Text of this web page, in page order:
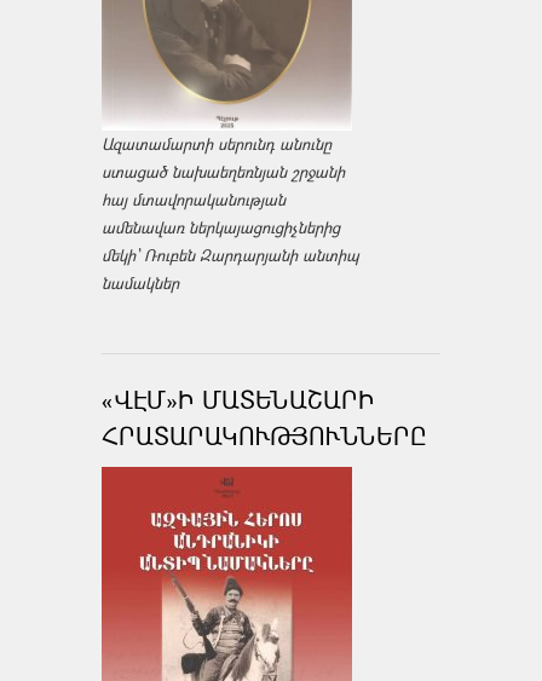
Ազատամարտի սերունդ անունը
ստացած նախաեղեռնյան շրջանի
հայ մտավորականության
ամենավառ ներկայացուցիչներից
մեկի՝ Ռուբեն Զարդարյանի անտիպ
նամակներ
«ՎԷՄ»Ի ՄԱՏԵՆԱՇԱՐԻ
ՀՐԱՏԱՐԱԿՈՒԹՅՈՒՆՆԵՐԸ